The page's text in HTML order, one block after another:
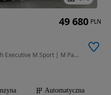
1998 cm3 • 252 KM • BMW 330i High Executive M Sport | M Pakiet
Automatyczna
49 680 PLN